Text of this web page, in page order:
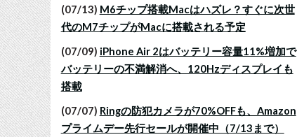
(07/13) M6チップ搭載Macはハズレ？すぐに次世
代のM7チップがMacに搭載される予定
(07/09) iPhone Air 2はバッテリー容量11%増加で
バッテリーの不満解消へ、120Hzディスプレイも
搭載
(07/07) Ringの防犯カメラが70%OFFも、Amazon
プライムデー先行セールが開催中（7/13まで）